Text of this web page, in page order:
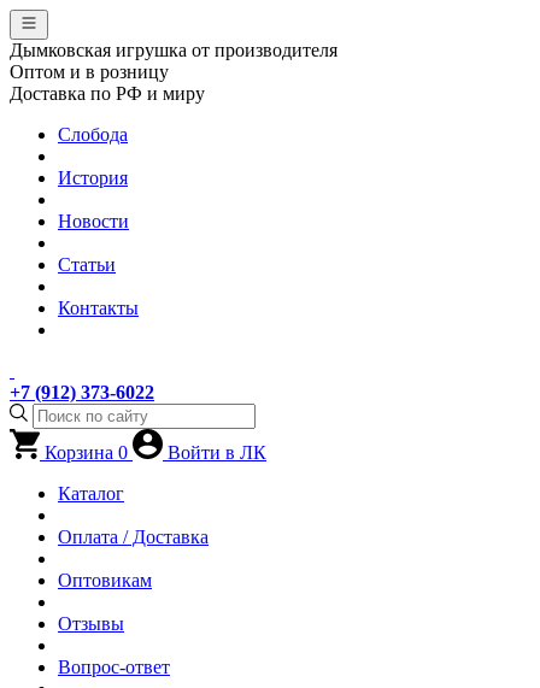
Дымковская игрушка от производителя
Оптом и в розницу
Доставка по РФ и миру
Слобода
История
Новости
Статьи
Контакты
+7 (912) 373-6022
Корзина 0
Войти в ЛК
Каталог
Оплата / Доставка
Оптовикам
Отзывы
Вопрос-ответ